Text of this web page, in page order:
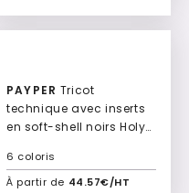
Ajouter à mon devis
PAYPER
technique avec inserts
en soft-shell noirs Holy
À partir de 44.57€/HT
6 coloris